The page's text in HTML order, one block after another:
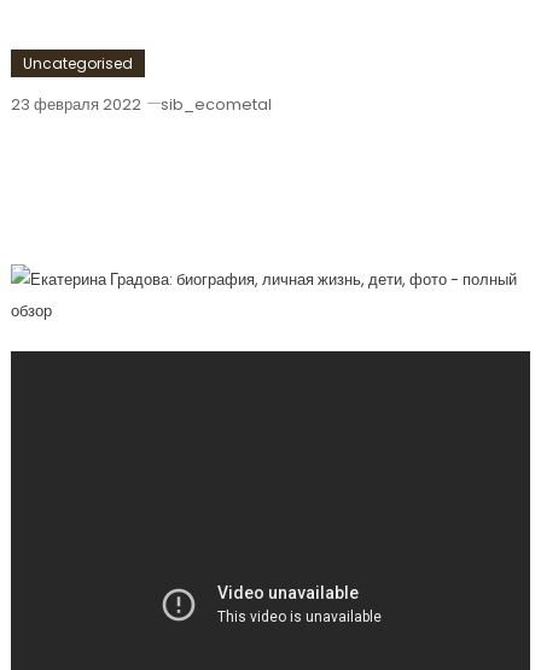
Uncategorised
23 февраля 2022 sib_ecometal